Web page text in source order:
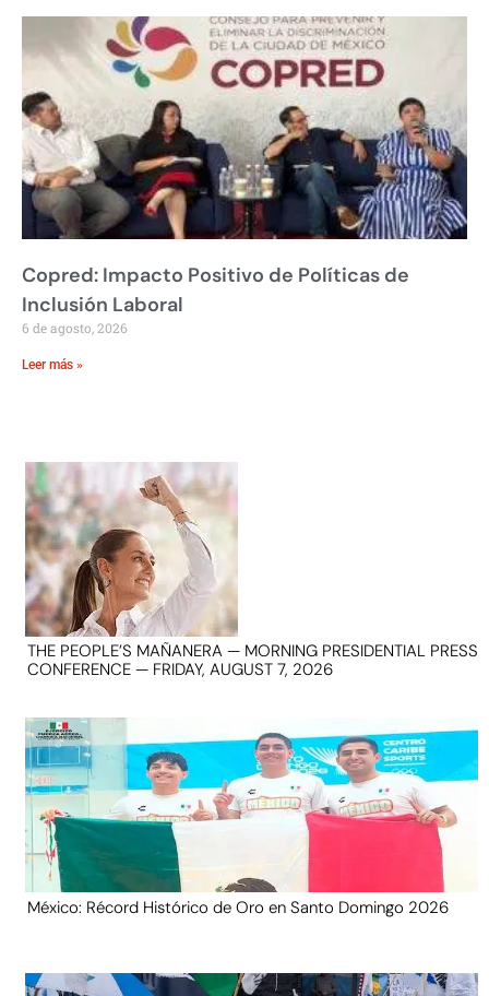
Copred: Impacto Positivo de Políticas de
Inclusión Laboral
6 de agosto, 2026
Leer más »
THE PEOPLE’S MAÑANERA — MORNING PRESIDENTIAL PRESS
CONFERENCE — FRIDAY, AUGUST 7, 2026
México: Récord Histórico de Oro en Santo Domingo 2026